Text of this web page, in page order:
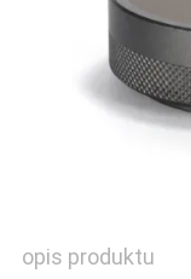
opis produktu